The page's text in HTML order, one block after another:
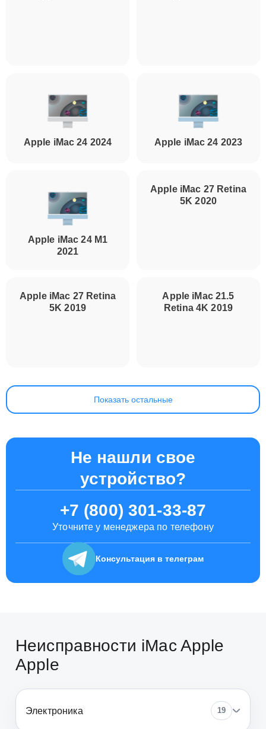
Apple iMac 24 2024 Apple iMac 24 2023
Apple iMac 24 M1
2021
Apple iMac 27 Retina
5K 2020
Apple iMac 27 Retina
5K 2019
Apple iMac 21.5
Retina 4K 2019
Показать остальные
Не нашли свое
устройство?
+7 (800) 301-33-87
Уточните у менеджера по телефону
Консультация в телеграм
Неисправности iMac Apple
Apple
Электроника 19